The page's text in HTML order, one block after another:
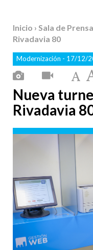
Inicio › Sala de Prensa
Rivadavia 80
Modernización - 17/12/
Nueva
Rivadavia